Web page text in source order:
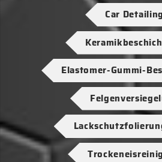
Car Detailing
Elastomer-Gummi-